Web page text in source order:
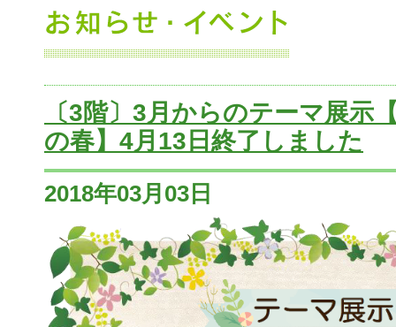
〔3階〕3月からのテーマ展示
の春】4月13日終了しました
2018年03月03日